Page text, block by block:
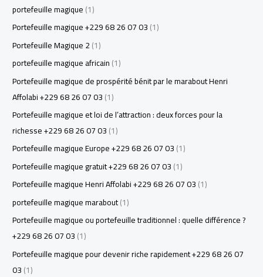
portefeuille magique(1)
Portefeuille magique +229 68 26 07 03(1)
Portefeuille Magique 2(1)
portefeuille magique africain(1)
Portefeuille magique de prospérité bénit par le marabout Henri
Affolabi +229 68 26 07 03(1)
Portefeuille magique et loi de l’attraction : deux forces pour la
richesse +229 68 26 07 03(1)
Portefeuille magique Europe +229 68 26 07 03(1)
Portefeuille magique gratuit +229 68 26 07 03(1)
Portefeuille magique Henri Affolabi +229 68 26 07 03(1)
portefeuille magique marabout(1)
Portefeuille magique ou portefeuille traditionnel : quelle différence ?
+229 68 26 07 03(1)
Portefeuille magique pour devenir riche rapidement +229 68 26 07
03(1)